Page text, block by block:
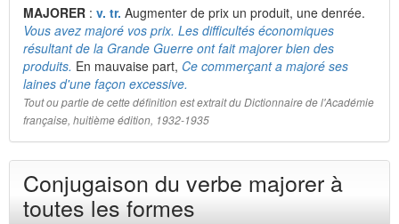
MAJORER : v. tr. Augmenter de prix un produit, une denrée.
Vous avez majoré vos prix. Les difficultés économiques
résultant de la Grande Guerre ont fait majorer bien des
produits. En mauvaise part, Ce commerçant a majoré ses
laines d'une façon excessive.
Tout ou partie de cette définition est extrait du Dictionnaire de l'Académie
française, huitième édition, 1932-1935
Conjugaison du verbe majorer à
toutes les formes